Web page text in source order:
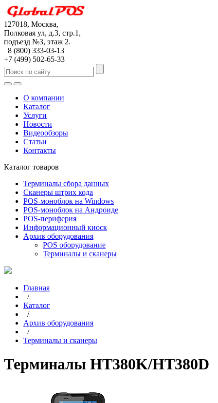
127018, Москва,
Полковая ул, д.3, стр.1,
подъезд №3, этаж 2.
8 (800) 333-03-13
+7 (499) 502-65-33
О компании
Каталог
Услуги
Новости
Видеообзоры
Статьи
Контакты
Каталог товаров
Терминалы сбора данных
Сканеры штрих кода
POS-моноблок на Windows
POS-моноблок на Aндроиде
POS-периферия
Информационный киоск
Архив оборудования
POS оборудование
Терминалы и сканеры
Главная
/
Каталог
/
Архив оборудования
/
Терминалы и сканеры
Терминалы HT380K/HT380D